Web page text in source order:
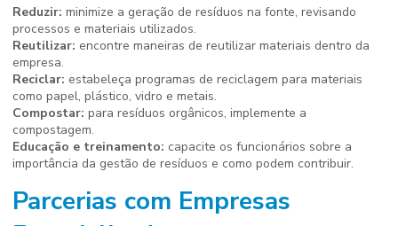
Reduzir: minimize a geração de resíduos na fonte, revisando
processos e materiais utilizados.
Reutilizar: encontre maneiras de reutilizar materiais dentro da
empresa.
Reciclar: estabeleça programas de reciclagem para materiais
como papel, plástico, vidro e metais.
Compostar: para resíduos orgânicos, implemente a
compostagem.
Educação e treinamento: capacite os funcionários sobre a
importância da gestão de resíduos e como podem contribuir.
Parcerias com Empresas